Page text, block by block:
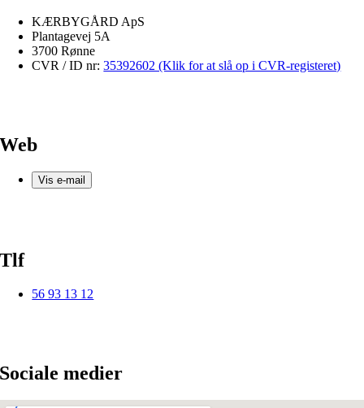
KÆRBYGÅRD ApS
Plantagevej 5A
3700 Rønne
CVR / ID nr:35392602 (Klik for at slå op i CVR-registeret)
Web
Vis e-mail
Tlf
56 93 13 12
Sociale medier